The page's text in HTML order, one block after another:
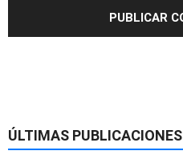
ÚLTIMAS PUBLICACIONES